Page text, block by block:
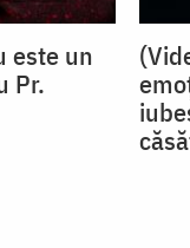
este un
Pr.